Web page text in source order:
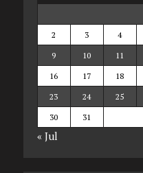
2
3 4
9
10 11
16
17 18
23
24 25
30
31
« Jul